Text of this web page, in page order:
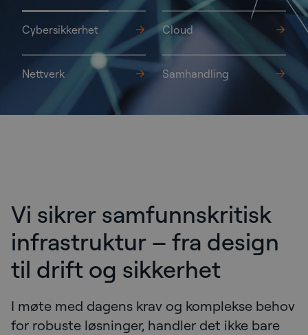
Cybersikkerhet Cloud
Nettverk Samhandling
Hjem
Vi sikrer samfunnskritisk
infrastruktur – fra design
til drift og sikkerhet
I møte med dagens krav og komplekse behov
for robuste løsninger, handler det ikke bare